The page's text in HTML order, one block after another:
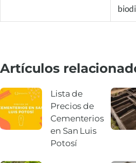
Artículos
Lista de
Precios de
Cementerios
en San Luis
Potosí